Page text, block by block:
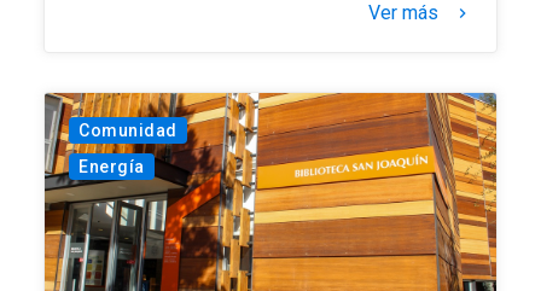
Ver más keyboard_arrow_right
Comunidad
Energía